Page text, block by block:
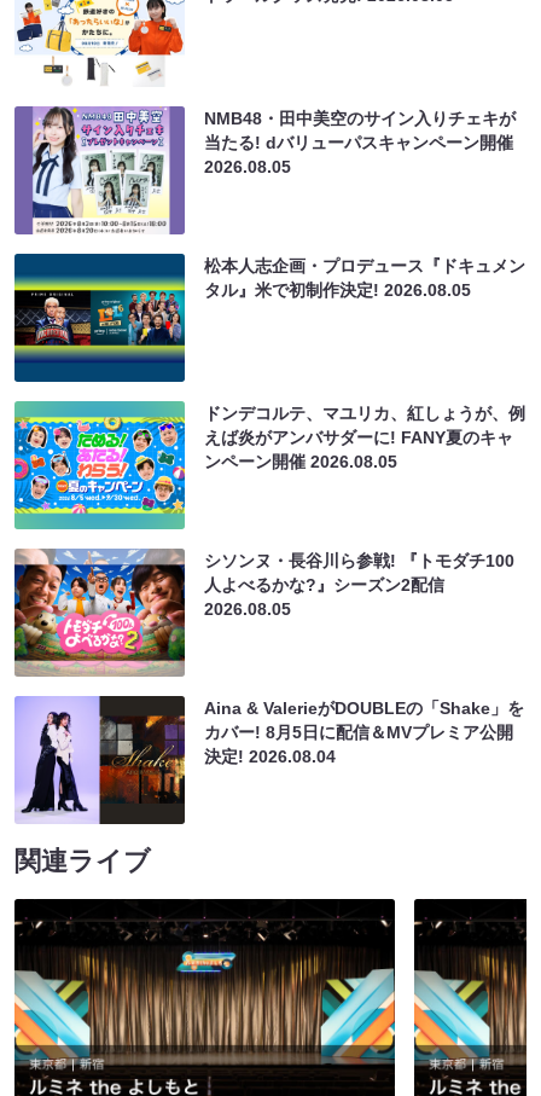
NMB48・田中美空のサイン入りチェキが
当たる! dバリューパスキャンペーン開催
2026.08.05
松本人志企画・プロデュース『ドキュメン
タル』米で初制作決定!2026.08.05
ドンデコルテ、マユリカ、紅しょうが、例
えば炎がアンバサダーに! FANY夏のキャ
ンペーン開催2026.08.05
シソンヌ・長谷川ら参戦! 『トモダチ100
人よべるかな?』シーズン2配信
2026.08.05
Aina & ValerieがDOUBLEの「Shake」を
カバー! 8月5日に配信＆MVプレミア公開
決定!2026.08.04
関連ライブ